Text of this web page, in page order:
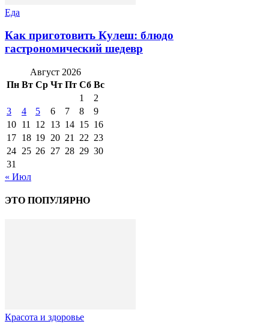
Еда
Как приготовить Кулеш: блюдо
гастрономический шедевр
Август 2026
Пн Вт Ср Чт Пт Сб Вс
1
2
3
4 5 6 7 8
9
10 11 12 13 14 15 16
17 18 19 20 21 22 23
24 25 26 27 28 29 30
31
« Июл
ЭТО ПОПУЛЯРНО
Красота и здоровье